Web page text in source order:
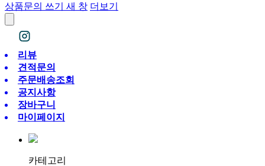
상품문의 쓰기 새 창 더보기
리뷰
견적문의
주문배송조회
공지사항
장바구니
마이페이지
카테고리